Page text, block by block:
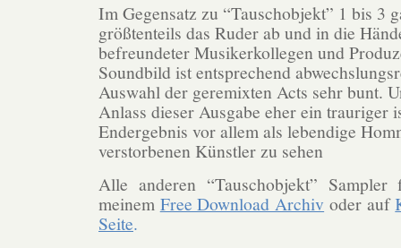
Im Gegensatz zu “Tauschobjekt” 1 bis 3
größtenteils das Ruder ab und in die
befreundeter Musikerkollegen und
Soundbild ist entsprechend
Auswahl der geremixten Acts sehr bunt.
Anlass dieser Ausgabe eher ein trauriger
Endergebnis vor allem als lebendige
verstorbenen Künstler zu sehen
Alle anderen “Tauschobjekt”
meinem Free Download Archiv oder auf
Seite.